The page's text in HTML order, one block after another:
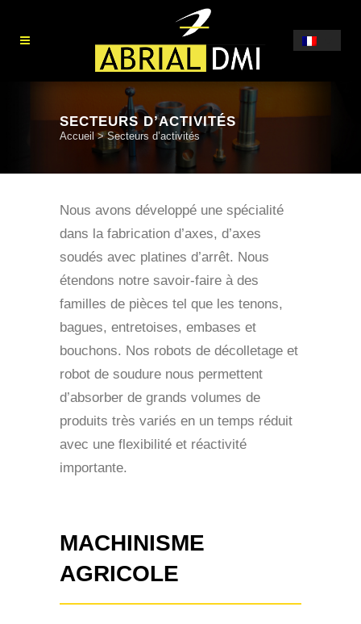
SECTEURS D’ACTIVITÉS
Accueil >Secteurs d’activités
Nous avons développé une spécialité
dans la fabrication d’axes, d’axes
soudés avec platines d’arrêt. Nous
étendons notre savoir-faire à des
familles de pièces tel que les tenons,
bagues, entretoises, embases et
bouchons. Nos robots de décolletage et
robot de soudure nous permettent
d’absorber de grands volumes de
produits très variés en un temps réduit
avec une flexibilité et réactivité
importante.
MACHINISME
AGRICOLE